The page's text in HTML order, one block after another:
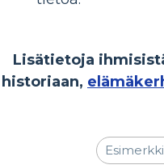
Lisätietoja
historiaan,